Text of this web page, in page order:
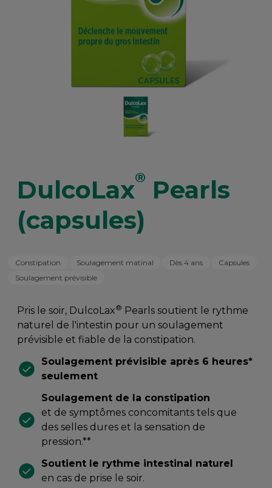
DulcoLax® Pearls
(capsules)
Constipation Soulagement matinal Dès 4 ans
Capsules
Soulagement prévisible
Pris le soir, DulcoLax® Pearls soutient le rythme
naturel de l'intestin pour un soulagement
prévisible et fiable de la constipation.
Soulagement prévisible après 6 heures*
seulement
Soulagement de la constipation
et de symptômes concomitants tels que
des selles dures et la sensation de
pression.**
Soutient le rythme intestinal naturel
en cas de prise le soir.